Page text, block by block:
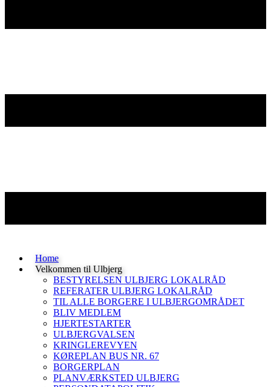
Home
Velkommen til Ulbjerg
BESTYRELSEN ULBJERG LOKALRÅD
REFERATER ULBJERG LOKALRÅD
TIL ALLE BORGERE I ULBJERGOMRÅDET
BLIV MEDLEM
HJERTESTARTER
ULBJERGVALSEN
KRINGLEREVYEN
KØREPLAN BUS NR. 67
BORGERPLAN
PLANVÆRKSTED ULBJERG